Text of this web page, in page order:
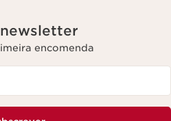
newsletter
encomenda